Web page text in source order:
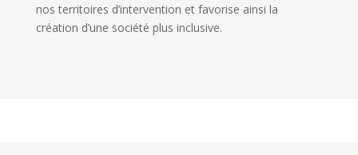
nos territoires d’intervention et favorise ainsi la
création d’une société plus inclusive.